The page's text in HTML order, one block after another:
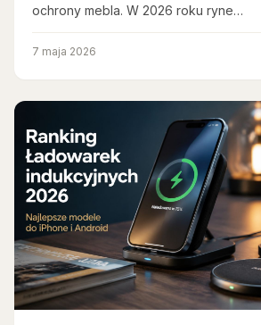
ochrony mebla. W 2026 roku ryne…
7 maja 2026